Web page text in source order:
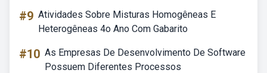
#9 Atividades Sobre Misturas Homogêneas E
Heterogêneas 4o Ano Com Gabarito
#10 As Empresas De Desenvolvimento De Software
Possuem Diferentes Processos